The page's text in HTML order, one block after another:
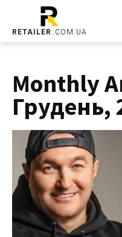
RETAILER .COM.UA
Monthly
Грудень,